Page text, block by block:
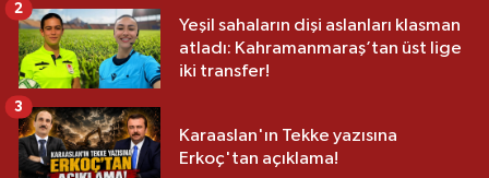
Yeşil sahaların dişi aslanları klasman
atladı: Kahramanmaraş’tan üst lige
iki transfer!
2
Karaaslan'ın Tekke yazısına
Erkoç'tan açıklama!
3